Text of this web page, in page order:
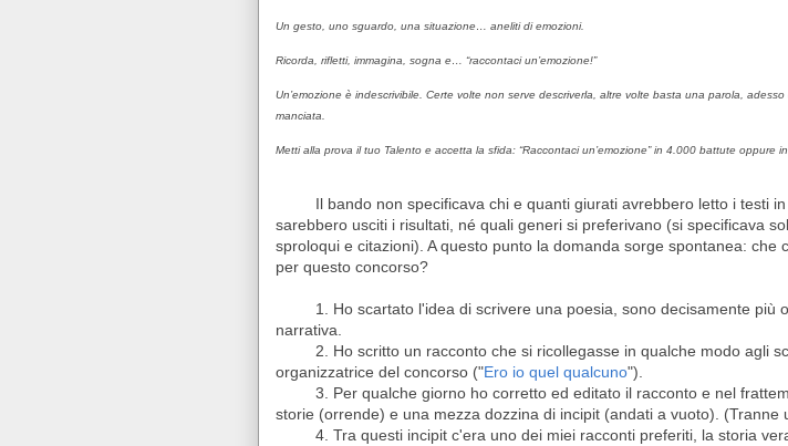
Un gesto, uno sguardo, una situazione… aneliti di emozioni.
Ricorda, rifletti, immagina, sogna e… “raccontaci un’emozione!”
Un’emozione è indescrivibile. Certe volte non serve descriverla, altre volte basta una parola,
manciata.
Metti alla prova il tuo Talento e accetta la sfida: “Raccontaci un’emozione” in 4.000 battute oppure
Il bando non specificava chi e quanti giurati avrebbero letto i testi
sarebbero usciti i risultati, né quali generi si preferivano (si specificava
sproloqui e citazioni). A questo punto la domanda sorge spontanea: che
per questo concorso?
1. Ho scartato l'idea di scrivere una poesia, sono decisamente più
narrativa.
2. Ho scritto un racconto che si ricollegasse in qualche modo agli
organizzatrice del concorso ("Ero io quel qualcuno").
3. Per qualche giorno ho corretto ed editato il racconto e nel
storie (orrende) e una mezza dozzina di incipit (andati a vuoto). (Tranne
4. Tra questi incipit c'era uno dei miei racconti preferiti, la storia